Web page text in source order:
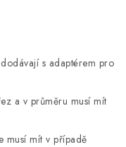
s adaptérem pro
a v průměru musí mít
musí mít v případě